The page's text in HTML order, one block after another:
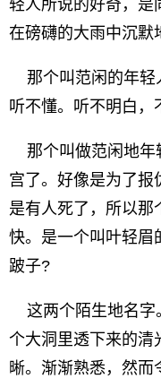
轻人所说的好奇，是
在磅礴的大雨中沉默
那个叫范闲的年轻
听不懂。听不明白，
那个叫做范闲地年
宫了。好像是为了报
是有人死了，所以那
快。是一个叫叶轻眉
跛子?
这两个陌生地名字
个大洞里透下来的清
晰。渐渐熟悉，然而